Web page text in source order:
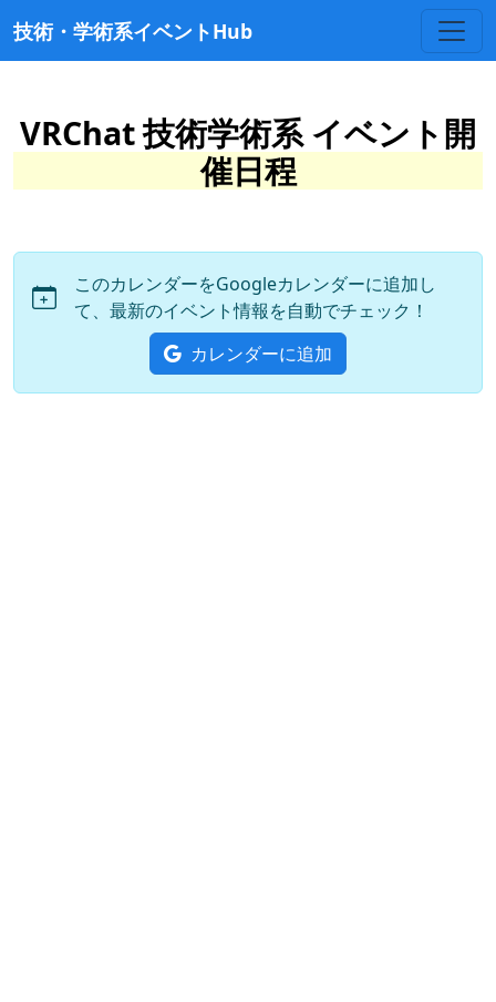
技術・学術系イベントHub
VRChat 技術学術系 イベント開
催日程
このカレンダーをGoogleカレンダーに追加し
て、最新のイベント情報を自動でチェック！
カレンダーに追加